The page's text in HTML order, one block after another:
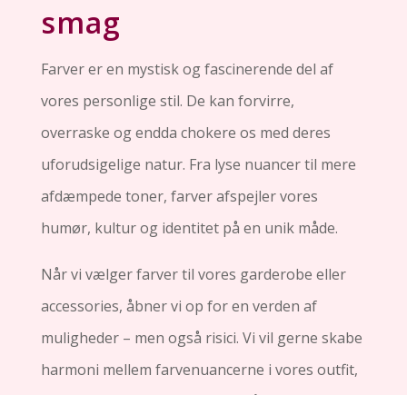
smag
Farver er en mystisk og fascinerende del af
vores personlige stil. De kan forvirre,
overraske og endda chokere os med deres
uforudsigelige natur. Fra lyse nuancer til mere
afdæmpede toner, farver afspejler vores
humør, kultur og identitet på en unik måde.
Når vi vælger farver til vores garderobe eller
accessories, åbner vi op for en verden af ​​
muligheder – men også risici. Vi vil gerne skabe
harmoni mellem farvenuancerne i vores outfit,